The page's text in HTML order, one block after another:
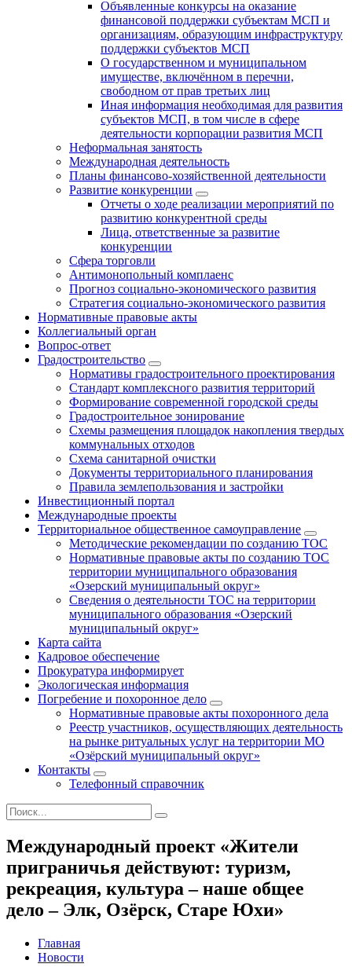
Объявленные конкурсы на оказание
финансовой поддержки субъектам МСП и
организациям, образующим инфраструктуру
поддержки субъектов МСП
О государственном и муниципальном
имуществе, включённом в перечни,
свободном от прав третьих лиц
Иная информация необходимая для развития
субъектов МСП, в том числе в сфере
деятельности корпорации развития МСП
Неформальная занятость
Международная деятельность
Планы финансово-хозяйственной деятельности
Развитие конкуренции
Отчеты о ходе реализации мероприятий по
развитию конкурентной среды
Лица, ответственные за развитие
конкуренции
Сфера торговли
Антимонопольный комплаенс
Прогноз социально-экономического развития
Стратегия социально-экономического развития
Нормативные правовые акты
Коллегиальный орган
Вопрос-ответ
Градостроительство
Нормативы градостроительного проектирования
Стандарт комплексного развития территорий
Формирование современной городской среды
Градостроительное зонирование
Схемы размещения площадок накопления твердых
коммунальных отходов
Схема санитарной очистки
Документы территориального планирования
Правила землепользования и застройки
Инвестиционный портал
Международные проекты
Территориальное общественное самоуправление
Методические рекомендации по созданию ТОС
Нормативные правовые акты по созданию ТОС
территории муниципального образования
«Озерский муниципальный округ»
Сведения о деятельности ТОС на территории
муниципального образования «Озерский
муниципальный округ»
Карта сайта
Кадровое обеспечение
Прокуратура информирует
Экологическая информация
Погребение и похоронное дело
Нормативные правовые акты похоронного дела
Реестр участников, осуществляющих деятельность
на рынке ритуальных услуг на территории МО
«Озёрский муниципальный округ»
Контакты
Телефонный справочник
Международный проект «Жители
приграничья действуют: туризм,
рекреация, культура – наше общее
дело – Элк, Озёрск, Старе Юхи»
Главная
Новости